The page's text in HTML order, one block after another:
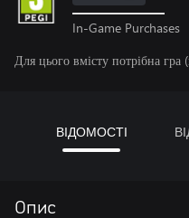
In-Game Purchases
Для цього вмісту потрібна гра
ВІДОМОСТІ
Опис